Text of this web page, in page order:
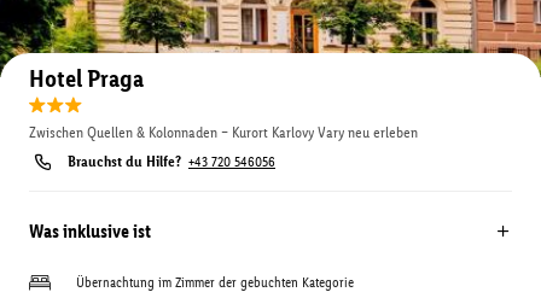
Auf der Karte anzeigen
Hotel Praga
Zwischen Quellen & Kolonnaden – Kurort Karlovy Vary neu erleben
Brauchst du Hilfe? +43 720 546056
Was inklusive ist
Übernachtung im Zimmer der gebuchten Kategorie